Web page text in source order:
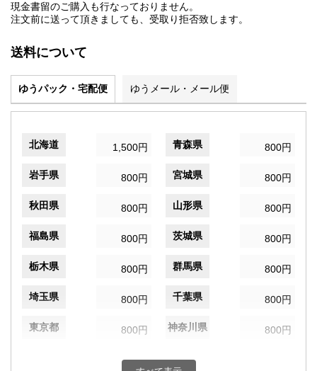
現金書留のご購入も行なっておりません。
注文前に送って頂きましても、受取り拒否致します。
送料について
ゆうパック・宅配便 ゆうメール・メール便
北海道 1,500円 青森県 800円
岩手県 800円 宮城県 800円
秋田県 800円 山形県 800円
福島県 800円 茨城県 800円
栃木県 800円 群馬県 800円
埼玉県 800円 千葉県 800円
東京都 800円 神奈川県 800円
800円 富山県